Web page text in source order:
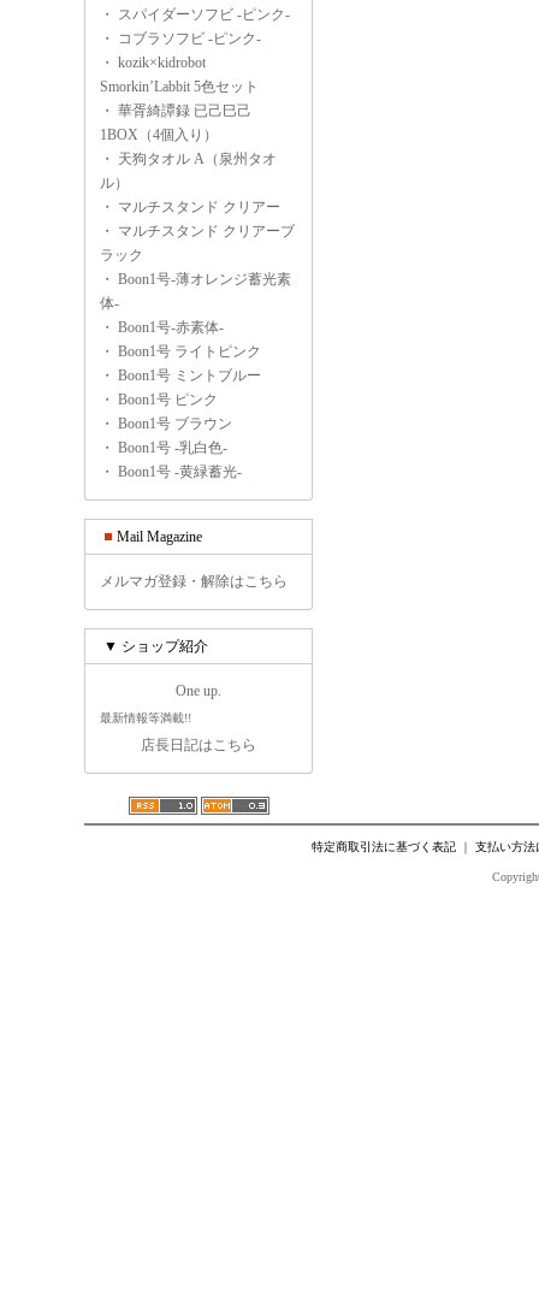
・ スパイダーソフビ -ピンク-
・
コブラソフビ -ピンク-
・ kozik×kidrobot
Smorkin’Labbit 5色セット
・ 華胥綺譚録 已己巳己
1BOX（4個入り）
・ 天狗タオル A（泉州タオ
ル）
・ マルチスタンド クリアー
・ マルチスタンド クリアーブ
ラック
・ Boon1号-薄オレンジ蓄光素
体-
・ Boon1号-赤素体-
・ Boon1号 ライトピンク
・ Boon1号 ミントブルー
・ Boon1号 ピンク
・ Boon1号 ブラウン
・ Boon1号 -乳白色-
・ Boon1号 -黄緑蓄光-
Mail Magazine
メルマガ登録・解除はこちら
▼ ショップ紹介
One up.
最新情報等満載!!
店長日記はこちら
特定商取引法に基づく表記｜ 支払い方法